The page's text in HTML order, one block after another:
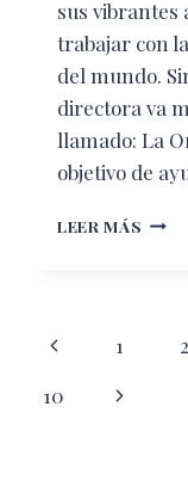
sus vibrantes
trabajar con
del mundo.
directora va
llamado: La
objetivo de
LEER MÁS
Navegación
de
Página
anterior
1 2
10
Siguiente